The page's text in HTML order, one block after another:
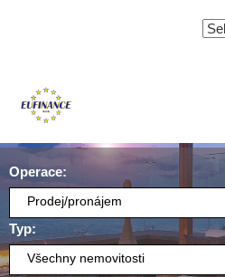
Operace:
Prodej/pronájem
Typ:
Všechny nemovitosti